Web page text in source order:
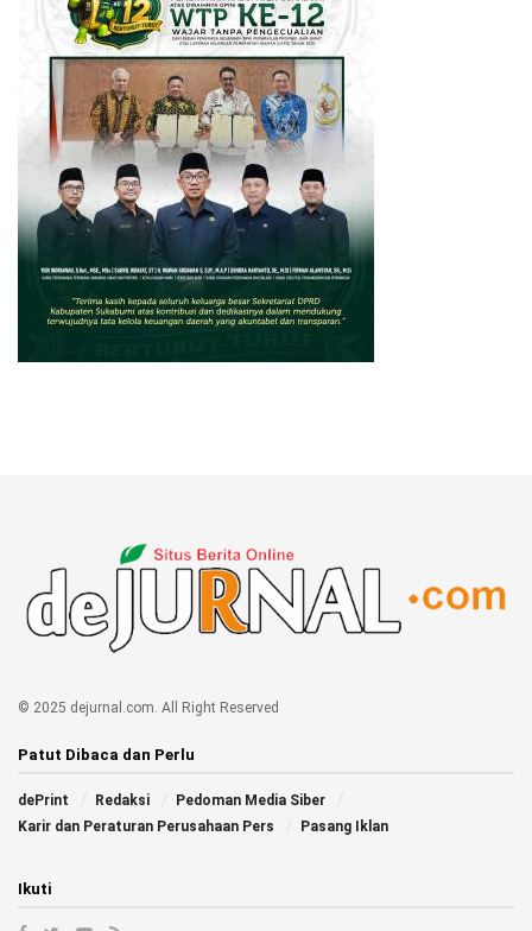
© 2025 dejurnal.com. All Right Reserved
Patut Dibaca dan Perlu
dePrint Redaksi
Pedoman Media Siber
Karir dan Peraturan Perusahaan Pers
Pasang Iklan
Ikuti